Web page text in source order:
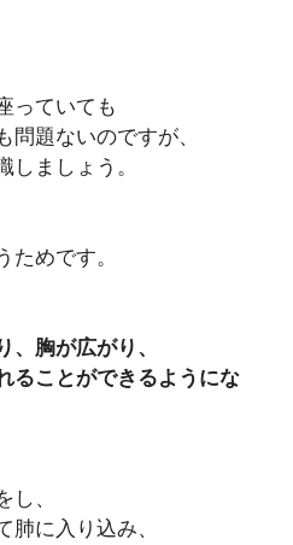
っていても
問題ないのですが、
しましょう。
ためです。
、胸が広がり、
ることができるようにな
、
肺に入り込み、